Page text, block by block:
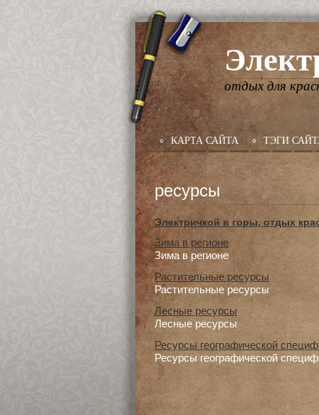
отдых для
КАРТА САЙТА ТЭГИ
ресурсы
Электричкой в горы, отдых
Зима в регионе
Зима в регионе
Растительные ресурсы
Растительные ресурсы
Лесные ресурсы
Лесные ресурсы
Ресурсы географической
Ресурсы географической